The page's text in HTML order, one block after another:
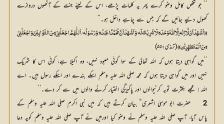
’’ جو شخص کامل وضو کرے پھر یہ کلمات پڑھے، اس کے لیئے جنت کے آٹھوں دروازے
کھول دئیے جائیں گے کہ جس سے چاہے داخل ہو۔‘‘
(( اَشْھَدُ اَنْ لَّا ٓ اِلٰہ َ اِلَّا اللّٰہُ وَحْدَہ‘ لَا شَرِیْکَ لَہ‘ وَ اَشْھَدُ اَنَّ مُحَمَّدًا عَبْدُہ‘ وَ رَسُوْلُہ‘، اَللّٰھُمَّ اجْعَلْنِیْ مِنَ التَّوَّابِیْنَ وَاجْعَلْنِیْ
مِنَ الْمُتَطَھِّرِیْن))(ترمذی:۵۵)
’’میں گواہی دیتا ہوں کہ اللہ تعالیٰ کے سوا کوئی معبود نہیں، وہ اکیلا ہے، کوئی اس کا شریک
نہیں اور میں گواہی دیتا ہوں کہ محمد صلی اللہ علیہ وسلم اسکے بندے اور اسکے رسول ہیں۔ اے
اللہ ! مجھے بکثرت توبہ کرنیوالوں اور پاکیزگی اختیار کرنے والوں میں سے کر دے۔‘‘
2